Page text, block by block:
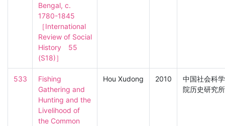
Bengal, c.
1780-1845
［International
Review of Social
History　55
(S18)］
533
Fishing
Gathering and
Hunting and the
Livelihood of
the Common
Hou Xudong 2010
中国社会科学
院历史研究所